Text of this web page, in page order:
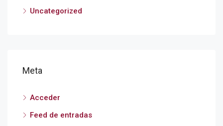
Uncategorized
Meta
Acceder
Feed de entradas